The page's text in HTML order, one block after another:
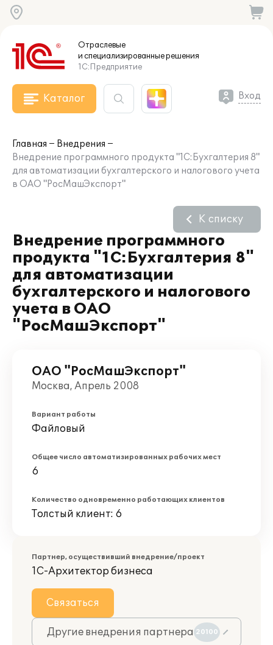
Отраслевые
и специализированныерешения
1С:Предприятие
Каталог Вход
Главная
Внедрения
Внедрение программного продукта "1С:Бухгалтерия 8"
для автоматизации бухгалтерского и налогового учета
в ОАО "РосМашЭкспорт"
Внедрение программного
продукта "1С:Бухгалтерия 8"
для автоматизации
бухгалтерского и налогового
учета в ОАО
"РосМашЭкспорт"
К списку
ОАО "РосМашЭкспорт"
Москва, Апрель 2008
Вариант работы
Файловый
Общее число автоматизированных рабочих мест
6
Количество одновременно работающих клиентов
Толстый клиент: 6
Партнер, осуществивший внедрение/проект
1С-Архитектор бизнеса
Связаться
Другие внедрения партнера 20100